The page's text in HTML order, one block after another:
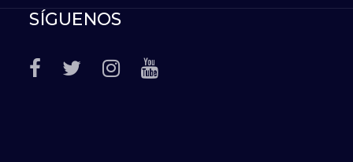
SÍGUENOS